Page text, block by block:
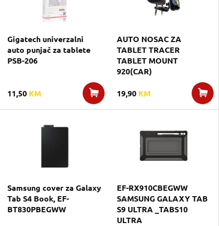
Gigatech univerzalni
auto punjač za tablete
PSB-206
11,50 KM
AUTO NOSAC ZA
TABLET TRACER
TABLET MOUNT
920(CAR)
19,90 KM
Samsung cover za Galaxy
Tab S4 Book, EF-
BT830PBEGWW
EF-RX910CBEGWW
SAMSUNG GALAXY TAB
S9 ULTRA _TABS10
ULTRA